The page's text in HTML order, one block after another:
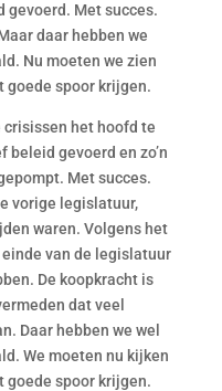
gevoerd. Met succes.
daar hebben we
Nu moeten we zien
goede spoor krijgen.
crisissen het hoofd te
beleid gevoerd en zo’n
Met succes.
vorige legislatuur,
waren. Volgens het
van de legislatuur
De koopkracht is
dat veel
Daar hebben we wel
We moeten nu kijken
goede spoor krijgen.